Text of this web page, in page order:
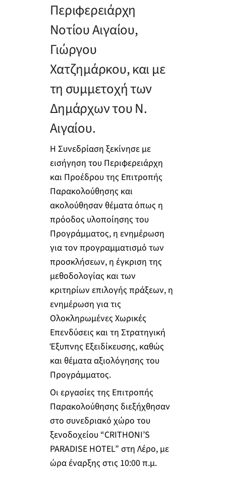
Περιφερειάρχη
Νοτίου Αιγαίου,
Γιώργου
Χατζημάρκου, και με
τη συμμετοχή των
Δημάρχων του Ν.
Αιγαίου.
Η Συνεδρίαση ξεκίνησε με
εισήγηση του Περιφερειάρχη
και Προέδρου της Επιτροπής
Παρακολούθησης και
ακολούθησαν θέματα όπως η
πρόοδος υλοποίησης του
Προγράμματος, η ενημέρωση
για τον προγραμματισμό των
προσκλήσεων, η έγκριση της
μεθοδολογίας και των
κριτηρίων επιλογής πράξεων, η
ενημέρωση για τις
Ολοκληρωμένες Χωρικές
Επενδύσεις και τη Στρατηγική
Έξυπνης Εξειδίκευσης, καθώς
και θέματα αξιολόγησης του
Προγράμματος.
Οι εργασίες της Επιτροπής
Παρακολούθησης διεξήχθησαν
στο συνεδριακό χώρο του
ξενοδοχείου “CRITHONI’S
PARADISE HOTEL” στη Λέρο, με
ώρα έναρξης στις 10:00 π.μ.